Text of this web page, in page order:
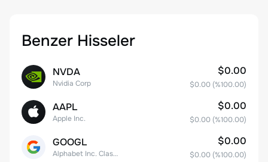
Benzer Hisseler
NVDA
Nvidia Corp
$0.00
$0.00 (%100.00)
AAPL
Apple Inc.
$0.00
$0.00 (%100.00)
GOOGL
Alphabet Inc. Class A Common Stock
$0.00
$0.00 (%100.00)